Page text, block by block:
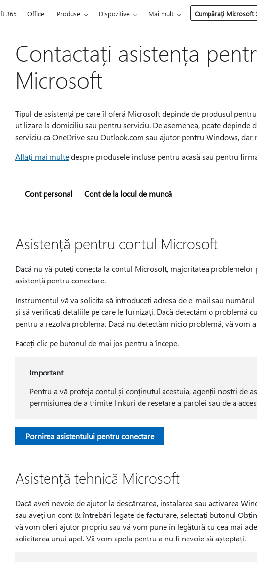
365 Office Produse Dispozitive Mai mult Cumpărați Microsoft
Contactați asistența
Microsoft
Tipul de asistență pe care îl oferă Microsoft depinde de produsul
utilizare la domiciliu sau pentru serviciu. De asemenea, poate
serviciu ca OneDrive sau Outlook.com sau ajutor pentru Windows,
Aflați mai multedespre produsele incluse pentru acasă sau pentru
Cont personal Cont de la locul de muncă
Asistență pentru contul Microsoft
Dacă nu vă puteți conecta la contul Microsoft, majoritatea
asistență pentru conectare.
Instrumentul vă va solicita să introduceți adresa de e-mail sau
și să verificați detaliile pe care le furnizați. Dacă detectăm o problemă
pentru a rezolva problema. Dacă nu detectăm nicio problemă, vă vom
Faceți clic pe butonul de mai jos pentru a începe.
Important
Pentru a vă proteja contul și conținutul acestuia, agenții noștri de
permisiunea de a trimite linkuri de resetare a parolei sau de a
Pornirea asistentului pentru conectare
Asistență tehnică Microsoft
Dacă aveți nevoie de ajutor la descărcarea, instalarea sau activarea
sau aveți un cont & întrebări legate de facturare, selectați butonul
vă vom oferi ajutor propriu sau vă vom pune în legătură cu cea mai
solicitarea unui apel. Vă vom apela pentru a nu fi nevoie să așteptați.